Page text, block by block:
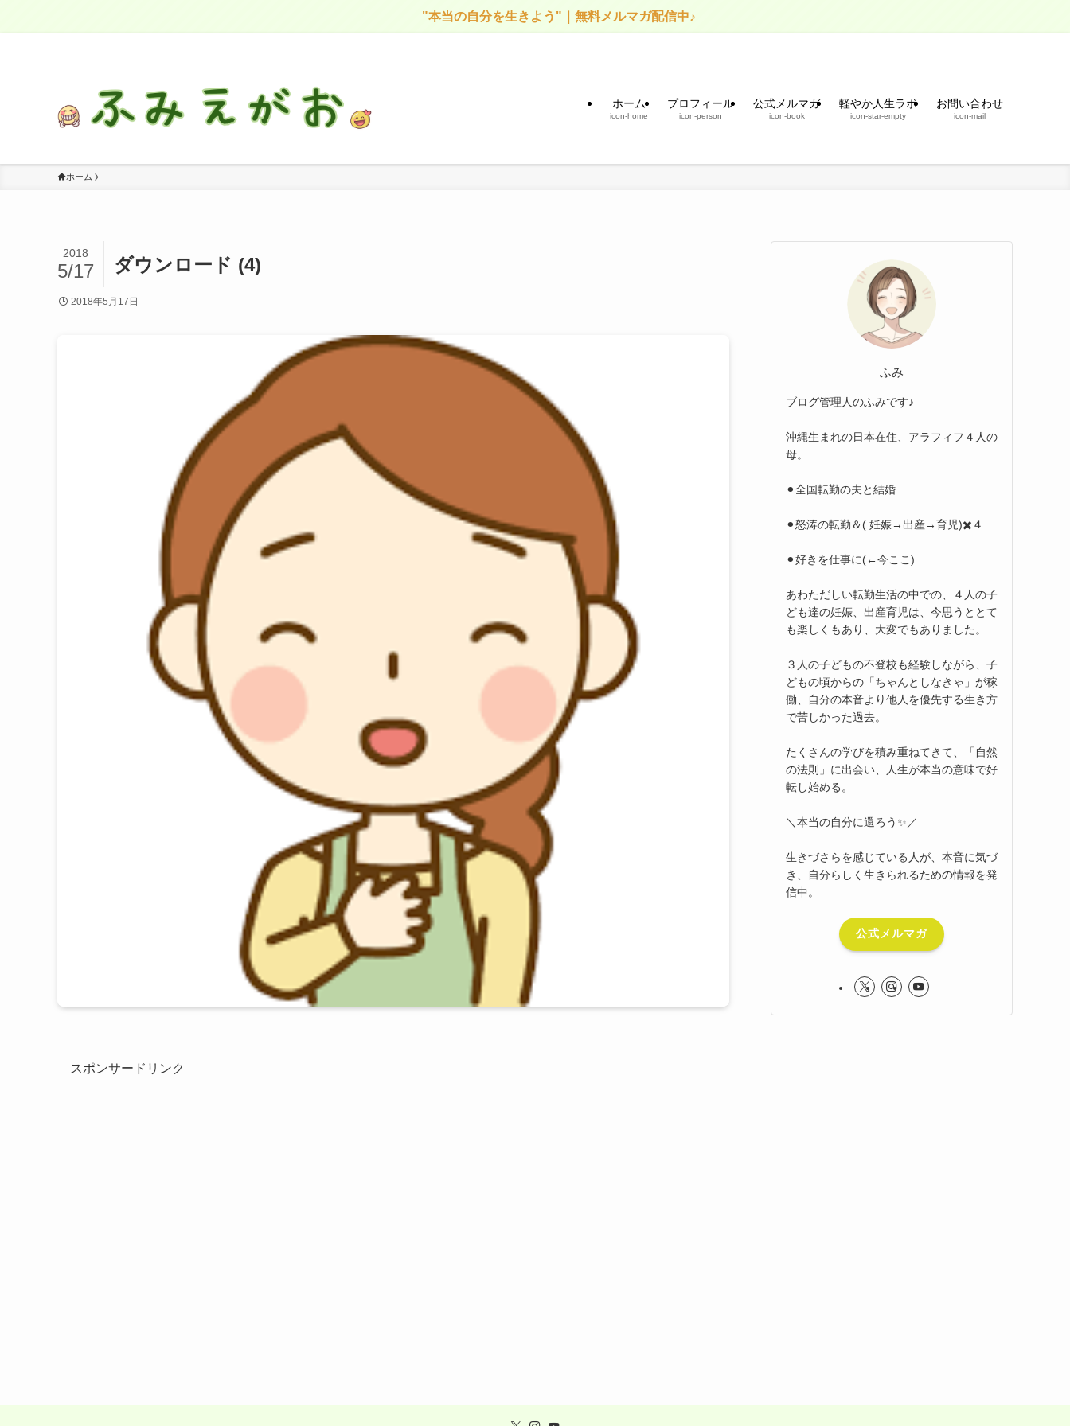
"本当の自分を生きよう"｜無料メルマガ配信中♪
ホーム
icon-home
プロフィール
icon-person
公式メルマガ
icon-book
軽やか人生ラボ
icon-star-empty
お問い合わせ
icon-mail
ホーム
ダウンロード (4)
2018
5/17
2018年5月17日
スポンサードリンク
ふみ
ブログ管理人のふみです♪
沖縄生まれの日本在住、アラフィフ４人の
母。
⚫︎全国転勤の夫と結婚
⚫︎怒涛の転勤＆( 妊娠→出産→育児)✖️４
⚫︎好きを仕事に(←今ここ)
あわただしい転勤生活の中での、４人の子
ども達の妊娠、出産育児は、今思うととて
も楽しくもあり、大変でもありました。
３人の子どもの不登校も経験しながら、子
どもの頃からの「ちゃんとしなきゃ」が稼
働、自分の本音より他人を優先する生き方
で苦しかった過去。
たくさんの学びを積み重ねてきて、「自然
の法則」に出会い、人生が本当の意味で好
転し始める。
＼本当の自分に還ろう✨／
生きづさらを感じている人が、本音に気づ
き、自分らしく生きられるための情報を発
信中。
公式メルマガ